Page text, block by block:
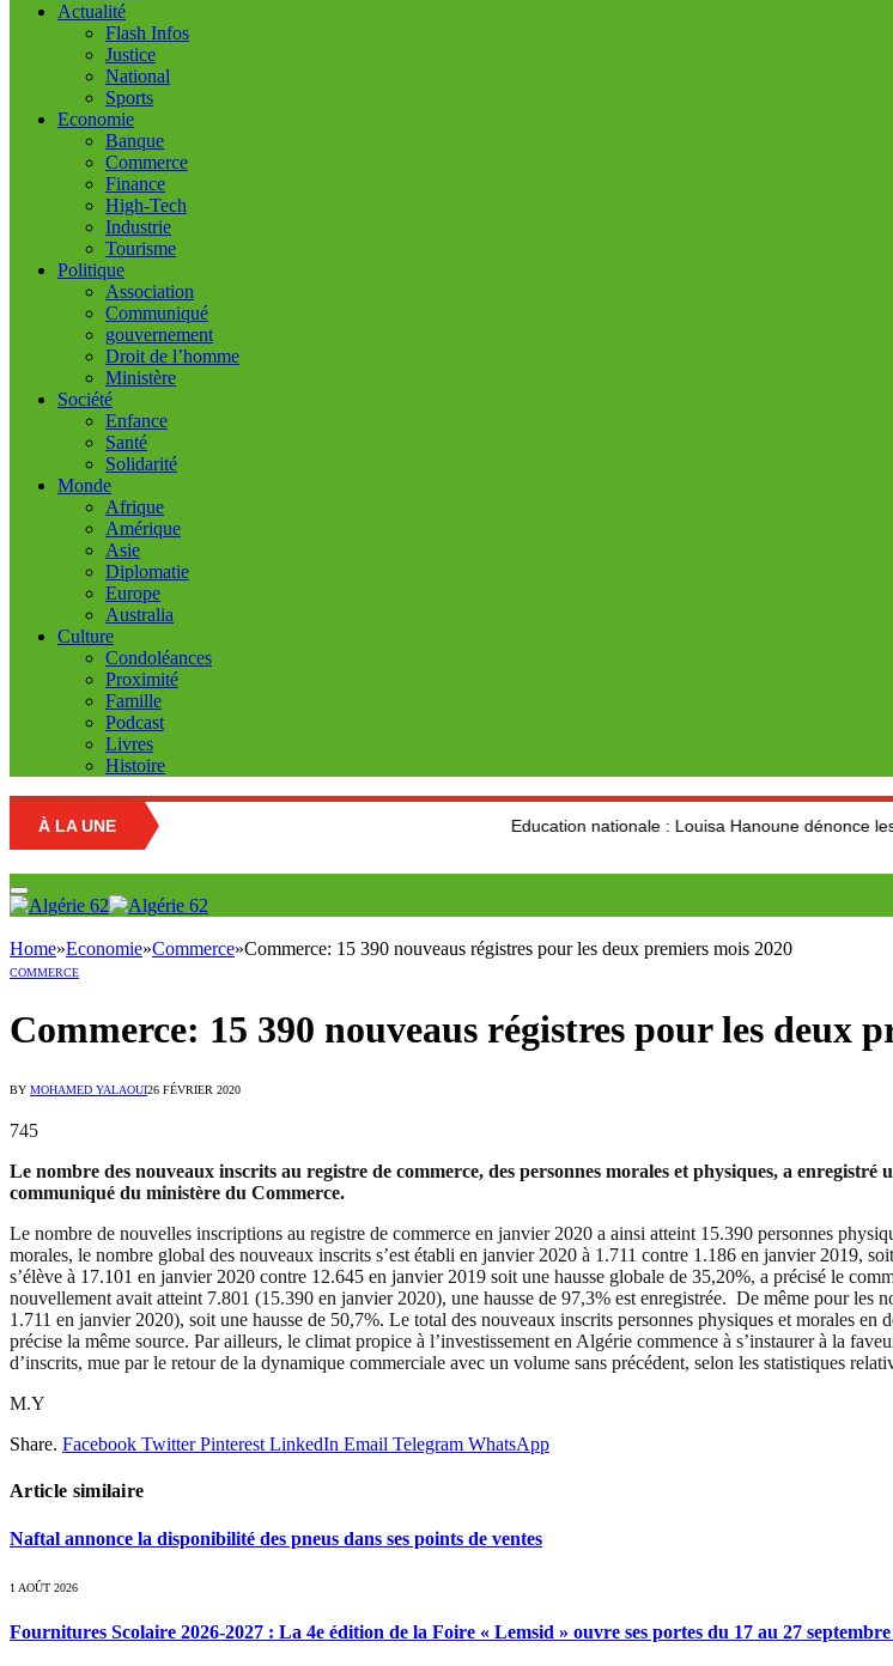
Actualité
Flash Infos
Justice
National
Sports
Economie
Banque
Commerce
Finance
High-Tech
Industrie
Tourisme
Politique
Association
Communiqué
gouvernement
Droit de l’homme
Ministère
Société
Enfance
Santé
Solidarité
Monde
Afrique
Amérique
Asie
Diplomatie
Europe
Australia
Culture
Condoléances
Proximité
Famille
Podcast
Livres
Histoire
À LA UNE Education nationale : Louisa Hanoune dénonce les visées
Home»Economie»Commerce»Commerce: 15 390 nouveaus régistres pour les deux premiers mois 2020
COMMERCE
Commerce: 15 390 nouveaus régistres pour les deux
BY MOHAMED YALAOUI26 FÉVRIER 2020
745
Le nombre des nouveaux inscrits au registre de commerce, des personnes morales et physiques, a
communiqué du ministère du Commerce.
Le nombre de nouvelles inscriptions au registre de commerce en janvier 2020 a ainsi atteint 15.390 personnes
morales, le nombre global des nouveaux inscrits s’est établi en janvier 2020 à 1.711 contre 1.186 en janvier 2019,
s’élève à 17.101 en janvier 2020 contre 12.645 en janvier 2019 soit une hausse globale de 35,20%, a précisé le
nouvellement avait atteint 7.801 (15.390 en janvier 2020), une hausse de 97,3% est enregistrée. De même pour les
1.711 en janvier 2020), soit une hausse de 50,7%. Le total des nouveaux inscrits personnes physiques et morales
précise la même source. Par ailleurs, le climat propice à l’investissement en Algérie commence à s’instaurer à la
d’inscrits, mue par le retour de la dynamique commerciale avec un volume sans précédent, selon les statistiques
M.Y
Share. Facebook Twitter Pinterest LinkedIn Email Telegram WhatsApp
Article similaire
Naftal annonce la disponibilité des pneus dans ses points de ventes
1 AOÛT 2026
Fournitures Scolaire 2026-2027 : La 4e édition de la Foire « Lemsid » ouvre ses portes du 17 au 27